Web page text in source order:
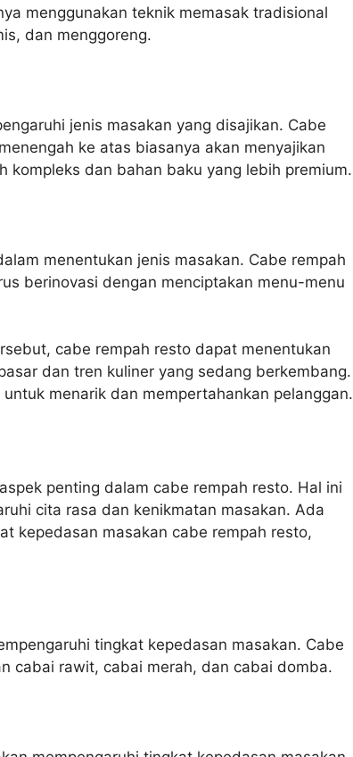
menggunakan teknik memasak tradisional
dan menggoreng.
jenis masakan yang disajikan. Cabe
ke atas biasanya akan menyajikan
kompleks dan bahan baku yang lebih premium.
menentukan jenis masakan. Cabe rempah
berinovasi dengan menciptakan menu-menu
cabe rempah resto dapat menentukan
dan tren kuliner yang sedang berkembang.
menarik dan mempertahankan pelanggan.
penting dalam cabe rempah resto. Hal ini
cita rasa dan kenikmatan masakan. Ada
kepedasan masakan cabe rempah resto,
tingkat kepedasan masakan. Cabe
cabai rawit, cabai merah, dan cabai domba.